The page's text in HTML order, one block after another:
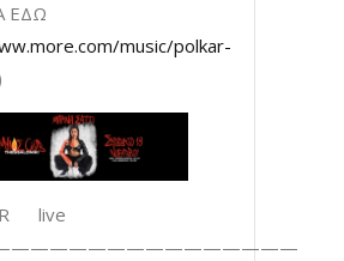
ΕΔΩ
music/polkar-
live